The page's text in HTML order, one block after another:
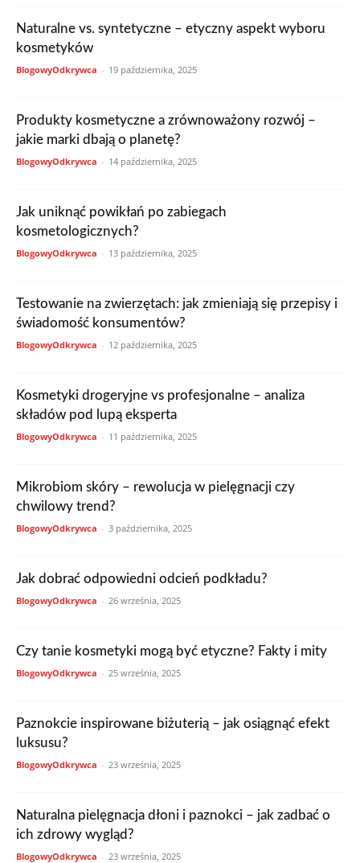
Naturalne vs. syntetyczne – etyczny aspekt wyboru
kosmetyków
BlogowyOdkrywca - 19 października, 2025
Produkty kosmetyczne a zrównoważony rozwój –
jakie marki dbają o planetę?
BlogowyOdkrywca - 14 października, 2025
Jak uniknąć powikłań po zabiegach
kosmetologicznych?
BlogowyOdkrywca - 13 października, 2025
Testowanie na zwierzętach: jak zmieniają się przepisy i
świadomość konsumentów?
BlogowyOdkrywca - 12 października, 2025
Kosmetyki drogeryjne vs profesjonalne – analiza
składów pod lupą eksperta
BlogowyOdkrywca - 11 października, 2025
Mikrobiom skóry – rewolucja w pielęgnacji czy
chwilowy trend?
BlogowyOdkrywca - 3 października, 2025
Jak dobrać odpowiedni odcień podkładu?
BlogowyOdkrywca - 26 września, 2025
Czy tanie kosmetyki mogą być etyczne? Fakty i mity
BlogowyOdkrywca - 25 września, 2025
Paznokcie inspirowane biżuterią – jak osiągnąć efekt
luksusu?
BlogowyOdkrywca - 23 września, 2025
Naturalna pielęgnacja dłoni i paznokci – jak zadbać o
ich zdrowy wygląd?
BlogowyOdkrywca - 23 września, 2025